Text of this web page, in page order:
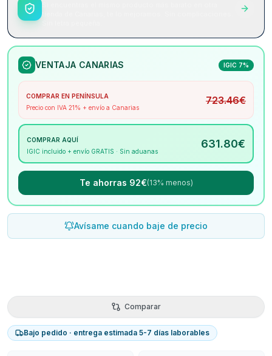
VENTAJA CANARIAS IGIC 7%
COMPRAR EN PENÍNSULA
Precio con IVA 21% + envío a Canarias
723.46€
COMPRAR AQUÍ
IGIC incluido + envío GRATIS · Sin aduanas
631.80€
Te ahorras 92€(13% menos)
Avísame cuando baje de precio
Comparar
Bajo pedido · entrega estimada 5-7 días laborables